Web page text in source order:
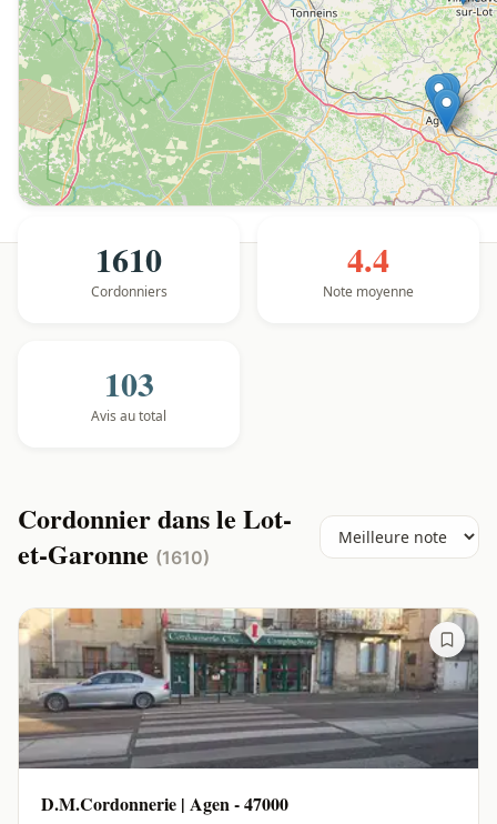
1610
Cordonniers
4.4
Note moyenne
103
Avis au total
Cordonnier dans le Lot-
et-Garonne (1610)
D.M.Cordonnerie | Agen - 47000